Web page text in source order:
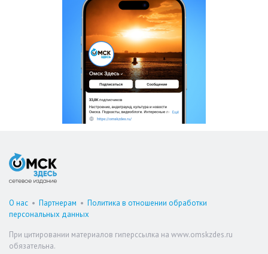
О нас • Партнерам • Политика в отношении обработки
персональных данных
При цитировании материалов гиперссылка на www.omskzdes.ru
обязательна.